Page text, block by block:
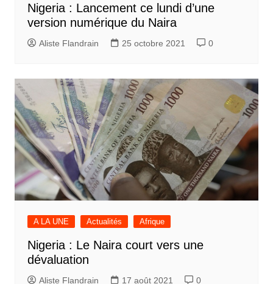
Nigeria : Lancement ce lundi d’une
version numérique du Naira
Aliste Flandrain 25 octobre 2021 0
A LA UNE Actualités Afrique
Nigeria : Le Naira court vers une
dévaluation
Aliste Flandrain 17 août 2021 0